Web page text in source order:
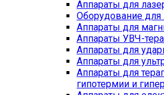
Аппараты для
Оборудование для
Аппараты для
Аппараты УВЧ-
Аппараты для
Аппараты для
Аппараты для
гипотермии и